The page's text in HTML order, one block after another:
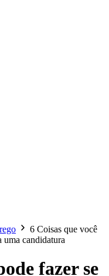
6 Coisas que você
uma candidatura
fazer se